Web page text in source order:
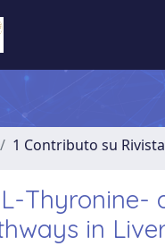
1 Contributo su Rivista
in